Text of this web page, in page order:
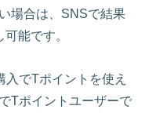
場合は、SNSで結果
能です。
でTポイントを使え
Tポイントユーザーで